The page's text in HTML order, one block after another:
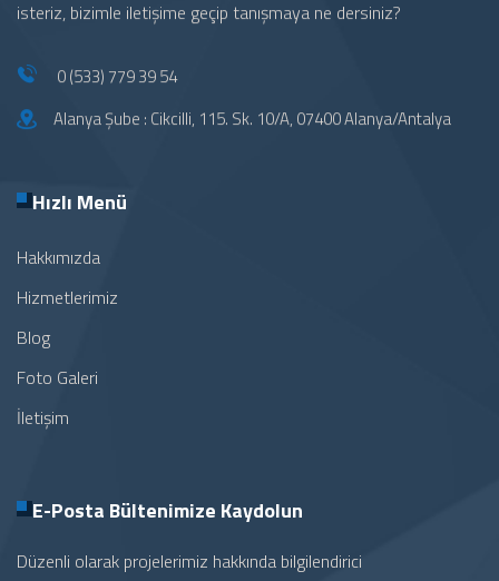
isteriz, bizimle iletişime geçip tanışmaya ne dersiniz?
0 (533) 779 39 54
Alanya Şube : Cikcilli, 115. Sk. 10/A, 07400 Alanya/Antalya
Hızlı Menü
Hakkımızda
Hizmetlerimiz
Blog
Foto Galeri
İletişim
E-Posta Bültenimize Kaydolun
Düzenli olarak projelerimiz hakkında bilgilendirici